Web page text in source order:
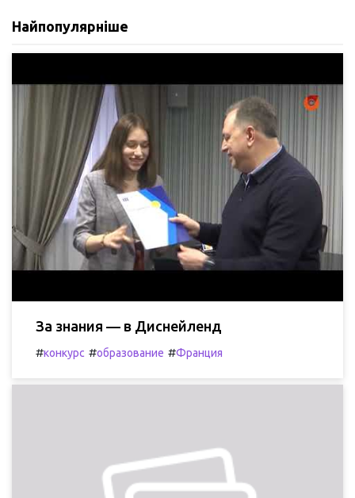
Найпопулярніше
За знания — в Диснейленд
#конкурс #образование #Франция